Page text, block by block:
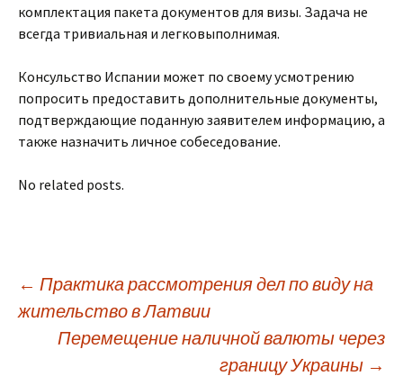
комплектация пакета документов для визы. Задача не
всегда тривиальная и легковыполнимая.
Консульство Испании может по своему усмотрению
попросить предоставить дополнительные документы,
подтверждающие поданную заявителем информацию, а
также назначить личное собеседование.
No related posts.
Навигация
← Практика рассмотрения дел по виду на
жительство в Латвии
Перемещение наличной валюты через
границу Украины →